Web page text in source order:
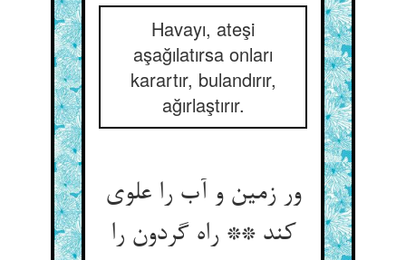
Havayı, ateşi
aşağılatırsa onları
karartır, bulandırır,
ağırlaştırır.
ور زمین و آب را علوی
کند ** راه گردون را